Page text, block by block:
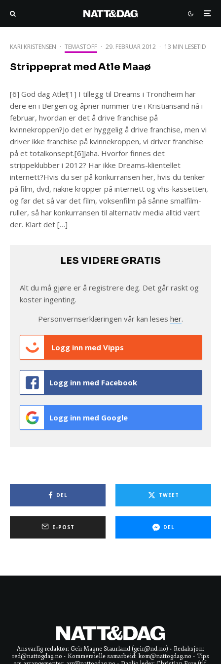
KARI KRISTENSEN · TEMASTOFF · 29. FEBRUAR 2012 · 13 MIN LESETID
Strippeprat med Atle Maaø
[6] God dag Atle![1] I tillegg til Dreams i Trondheim har
dere en i Bergen og åpner nummer tre i Kristiansand nå i
februar, hvordan er det å drive franchise på
kvinnekroppen?Jo det er hyggelig å drive franchise, men vi
driver ikke franchise på kvinnekroppen, vi driver franchise
på et totalkonsept.[6]Jaha. Hvorfor finnes det
strippeklubber i 2012? Har ikke Dreams-klientellet
internett?Hvis du ser på konkurransen her, hvis du tenker
på film, dvd, nakne kropper på internett og vhs-kassetten,
og før det så var det film, voksenfilm på sånne smalfilm-
ruller, så har konkurransen til alternativ media alltid vært
der. Klart det […]
LES VIDERE GRATIS
Alt du må gjøre er å registrere deg. Det går raskt og
koster ingenting.
Personvernserklæringen vår kan leses her.
Logg inn med Vipps
Logg inn med Facebook
Logg inn med Google
DEL TWEET
E-POST DEL
Ansvarlig redaktør: Geir Magne Staurland (geir@nd.no) • Redaksjon:
red@nattogdag.no • Kommersielle samarbeid: kom@nattogdag.no • Tips